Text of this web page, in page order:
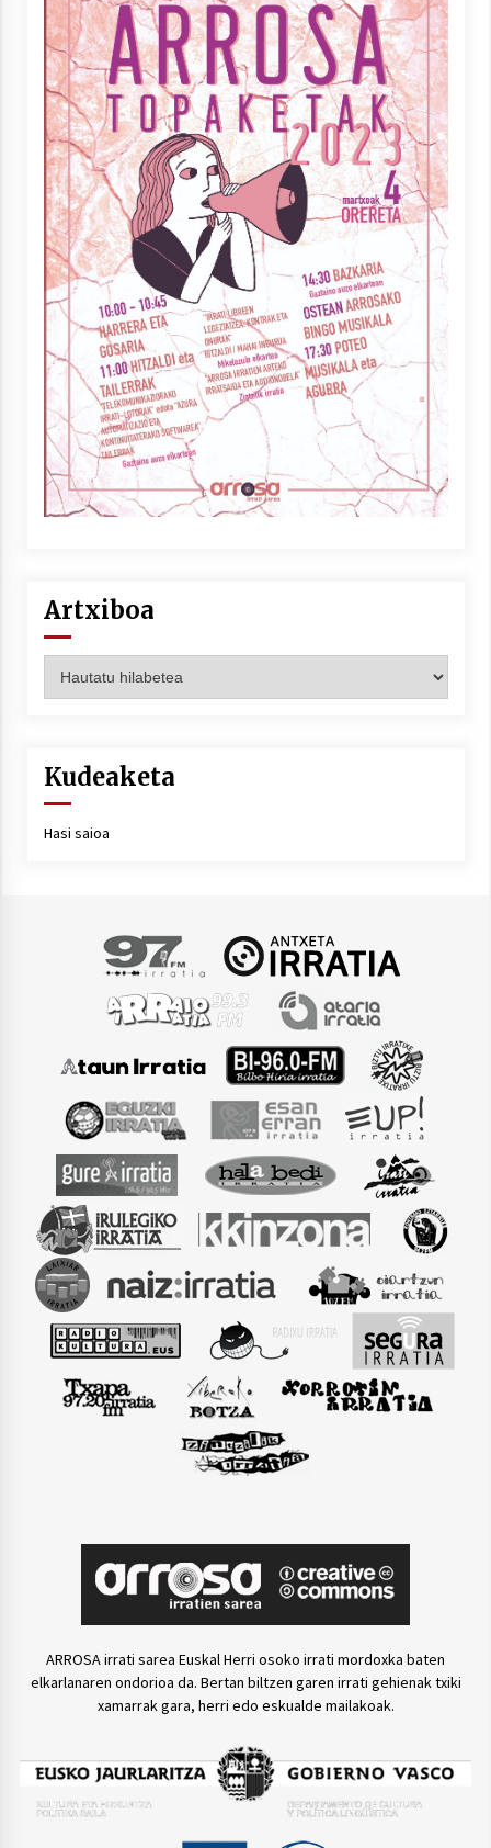
Artxiboa
Kudeaketa
Hasi saioa
ARROSA irrati sarea Euskal Herri osoko irrati mordoxka baten
elkarlanaren ondorioa da. Bertan biltzen garen irrati gehienak txiki
xamarrak gara, herri edo eskualde mailakoak.